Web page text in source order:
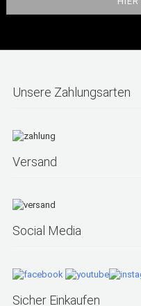
Unsere Zahlungsarten
Versand
Social Media
Sicher Einkaufen